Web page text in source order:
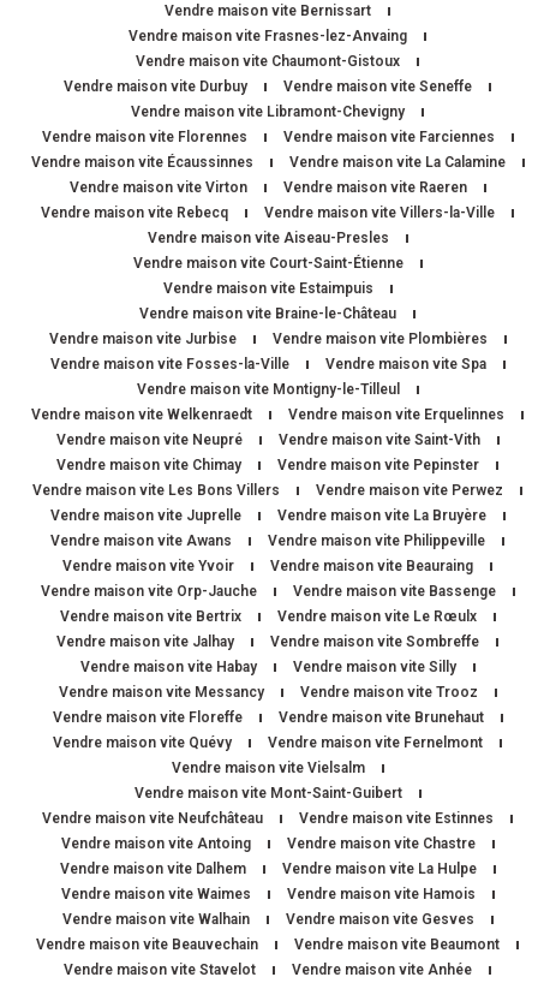
Vendre maison vite Bernissart
Vendre maison vite Frasnes-lez-Anvaing
Vendre maison vite Chaumont-Gistoux
Vendre maison vite Durbuy
Vendre maison vite Seneffe
Vendre maison vite Libramont-Chevigny
Vendre maison vite Florennes
Vendre maison vite Farciennes
Vendre maison vite Écaussinnes
Vendre maison vite La Calamine
Vendre maison vite Virton
Vendre maison vite Raeren
Vendre maison vite Rebecq
Vendre maison vite Villers-la-Ville
Vendre maison vite Aiseau-Presles
Vendre maison vite Court-Saint-Étienne
Vendre maison vite Estaimpuis
Vendre maison vite Braine-le-Château
Vendre maison vite Jurbise
Vendre maison vite Plombières
Vendre maison vite Fosses-la-Ville
Vendre maison vite Spa
Vendre maison vite Montigny-le-Tilleul
Vendre maison vite Welkenraedt
Vendre maison vite Erquelinnes
Vendre maison vite Neupré
Vendre maison vite Saint-Vith
Vendre maison vite Chimay
Vendre maison vite Pepinster
Vendre maison vite Les Bons Villers
Vendre maison vite Perwez
Vendre maison vite Juprelle
Vendre maison vite La Bruyère
Vendre maison vite Awans
Vendre maison vite Philippeville
Vendre maison vite Yvoir
Vendre maison vite Beauraing
Vendre maison vite Orp-Jauche
Vendre maison vite Bassenge
Vendre maison vite Bertrix
Vendre maison vite Le Rœulx
Vendre maison vite Jalhay
Vendre maison vite Sombreffe
Vendre maison vite Habay
Vendre maison vite Silly
Vendre maison vite Messancy
Vendre maison vite Trooz
Vendre maison vite Floreffe
Vendre maison vite Brunehaut
Vendre maison vite Quévy
Vendre maison vite Fernelmont
Vendre maison vite Vielsalm
Vendre maison vite Mont-Saint-Guibert
Vendre maison vite Neufchâteau
Vendre maison vite Estinnes
Vendre maison vite Antoing
Vendre maison vite Chastre
Vendre maison vite Dalhem
Vendre maison vite La Hulpe
Vendre maison vite Waimes
Vendre maison vite Hamois
Vendre maison vite Walhain
Vendre maison vite Gesves
Vendre maison vite Beauvechain
Vendre maison vite Beaumont
Vendre maison vite Stavelot
Vendre maison vite Anhée